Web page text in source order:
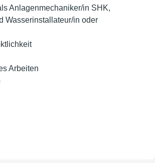
Anlagenmechaniker/in SHK,
Wasserinstallateur/in oder
Arbeiten